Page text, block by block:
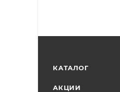
КАТАЛОГ
АКЦИИ